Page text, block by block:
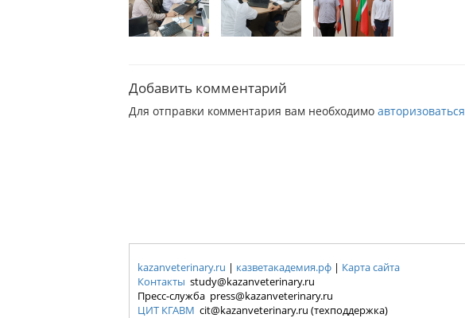
Добавить комментарий
Для отправки комментария вам необходимо авторизоваться
kazanveterinary.ru | казветакадемия.рф | Карта сайта
Контакты study@kazanveterinary.ru
Пресс-служба press@kazanveterinary.ru
ЦИТ КГАВМ cit@kazanveterinary.ru (техподдержка)